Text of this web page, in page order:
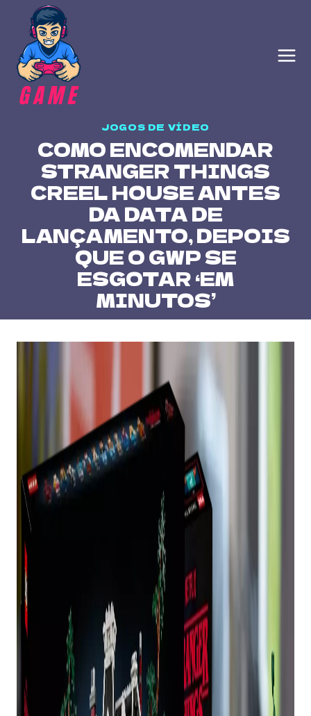
content
JOGOS DE VÍDEO
COMO ENCOMENDAR
STRANGER THINGS
CREEL HOUSE ANTES
DA DATA DE
LANÇAMENTO, DEPOIS
QUE O GWP SE
ESGOTAR ‘EM
MINUTOS’
antes da data oficial de lançamento (domingo, 4 de
Caso você tenha perdido, a tão esperada
construção é uma homenagem à série de ficção
científica da Netflix e vem completa com o carro
de Steve, a bicicleta de Will e 13 minifiguras.
COMPRE O CONJUNTO
LEGO DE STRANGER
THINGS CREEL
HOUSE
Encomende aqui